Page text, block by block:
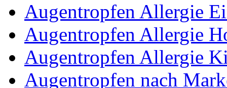
Augentropfen Allergie
Augentropfen Allergie
Augentropfen Allergie
Augentropfen nach